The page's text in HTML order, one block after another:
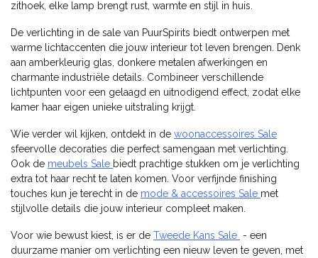
zithoek, elke lamp brengt rust, warmte en stijl in huis.
De verlichting in de sale van PuurSpirits biedt ontwerpen met
warme lichtaccenten die jouw interieur tot leven brengen. Denk
aan amberkleurig glas, donkere metalen afwerkingen en
charmante industriële details. Combineer verschillende
lichtpunten voor een gelaagd en uitnodigend effect, zodat elke
kamer haar eigen unieke uitstraling krijgt.
Wie verder wil kijken, ontdekt in de woonaccessoires Sale
sfeervolle decoraties die perfect samengaan met verlichting.
Ook de meubels Sale biedt prachtige stukken om je verlichting
extra tot haar recht te laten komen. Voor verfijnde finishing
touches kun je terecht in de mode & accessoires Sale met
stijlvolle details die jouw interieur compleet maken.
Voor wie bewust kiest, is er de Tweede Kans Sale - een
duurzame manier om verlichting een nieuw leven te geven, met